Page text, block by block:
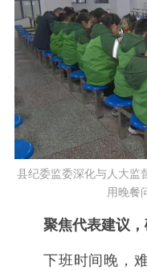
县纪委监委深化与人大监
用晚餐
聚焦代表建议，
下班时间晚，